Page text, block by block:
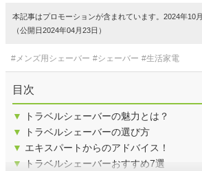
本記事はプロモーションが含まれています。2024年10
（公開日2024年04月23日）
#メンズ用シェーバー #シェーバー #生活家電
目次
▼
トラベルシェーバーの魅力とは？
▼
トラベルシェーバーの選び方
▼ エキスパートからのアドバイス！
▼
トラベルシェーバーおすすめ7選